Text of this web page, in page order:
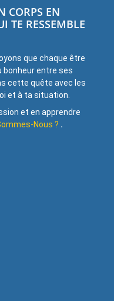
CORPS EN
TE RESSEMBLE
que chaque être
bonheur entre ses
cette quête avec les
et à ta situation.
et en apprendre
Nous ? .